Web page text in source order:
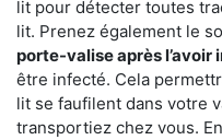
lit pour détecter toutes
lit. Prenez également le
porte-valise après l’avoir
être infecté. Cela
lit se faufilent dans votre
transportiez chez vous.